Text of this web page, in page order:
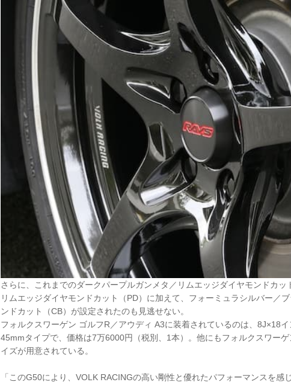
さらに、これまでのダークパープルガンメタ／リムエッジダイヤモンドカ
リムエッジダイヤモンドカット（PD）に加えて、フォーミュラシルバー／
ンドカット（CB）が設定されたのも見逃せない。
フォルクスワーゲン ゴルフR／アウディ A3に装着されているのは、8J×18
45mmタイプで、価格は7万6000円（税別、1本）。他にもフォルクスワー
イズが用意されている。
「このG50により、VOLK RACINGの高い剛性と優れたパフォーマンスを感